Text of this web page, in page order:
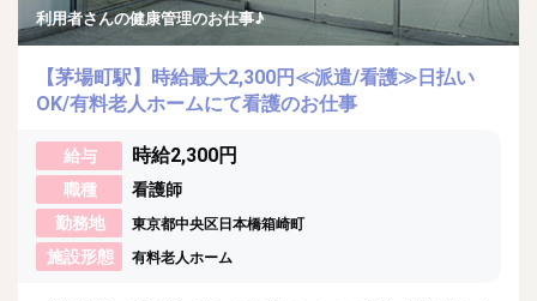
利用者さんの健康管理のお仕事♪
【茅場町駅】時給最大2,300円≪派遣/看護≫日払い
OK/有料老人ホームにて看護のお仕事
給与 時給2,300円
職種
看護師
勤務地
東京都中央区日本橋箱崎町
施設形態 有料老人ホーム